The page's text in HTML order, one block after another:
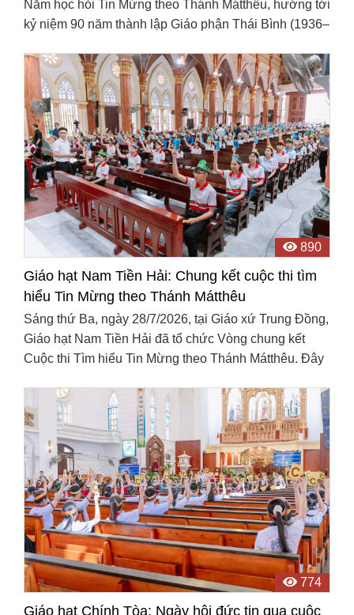
Năm học hỏi Tin Mừng theo Thánh Mátthêu, hướng tới
kỷ niệm 90 năm thành lập Giáo phận Thái Bình (1936–
890
Giáo hạt Nam Tiền Hải: Chung kết cuộc thi tìm
hiểu Tin Mừng theo Thánh Mátthêu
Sáng thứ Ba, ngày 28/7/2026, tại Giáo xứ Trung Đồng,
Giáo hạt Nam Tiền Hải đã tổ chức Vòng chung kết
Cuộc thi Tìm hiểu Tin Mừng theo Thánh Mátthêu. Đây
774
Giáo hạt Chính Tòa: Ngày hội đức tin qua cuộc